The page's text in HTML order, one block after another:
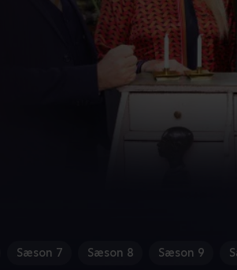
Sæson 7 Sæson 8 Sæson 9